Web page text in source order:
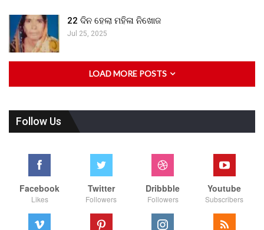
22 ଦିନ ହେଲା ମହିଳା ନିଖୋଜ
Jul 25, 2025
LOAD MORE POSTS
Follow Us
Facebook
Likes
Twitter
Followers
Dribbble
Followers
Youtube
Subscribers